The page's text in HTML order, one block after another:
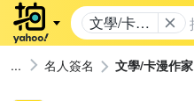
文學/卡漫
作家
名人簽名 文學/卡漫作家